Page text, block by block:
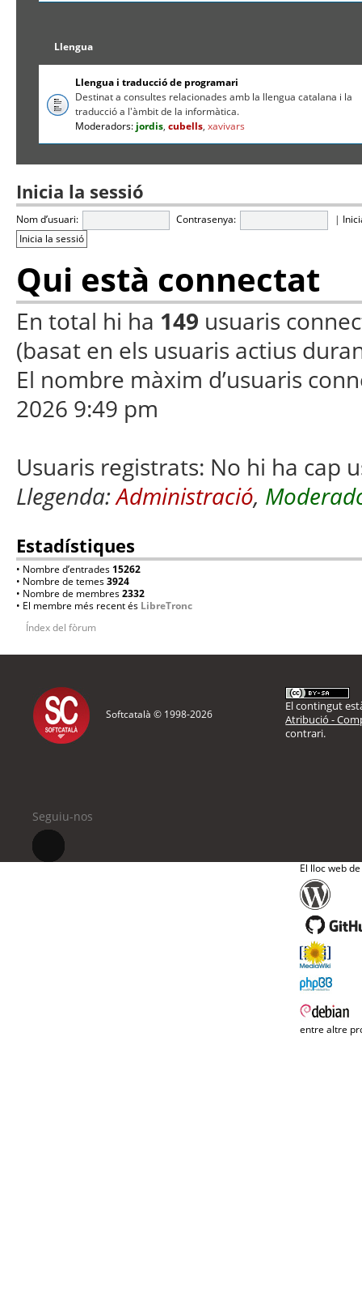
Llengua
Llengua i traducció de programari
Destinat a consultes relacionades amb la llengua catalana i la
traducció a l'àmbit de la informàtica.
Moderadors: jordis,cubells,xavivars
Inicia la sessió
Nom d’usuari: Contrasenya: |
Qui està connectat
En total hi ha 149 usuaris
(basat en els usuaris actius
El nombre màxim d’usuaris
2026 9:49 pm
Usuaris registrats: No hi ha cap
Llegenda:Administració,
Estadístiques
• Nombre d’entrades 15262
• Nombre de temes3924
• Nombre de membres2332
• El membre més recent és LibreTronc
Índex del fòrum
Softcatalà © 1998-2026
El contingut
Atribució -
contrari.
Seguiu-nos
El lloc web
entre altre